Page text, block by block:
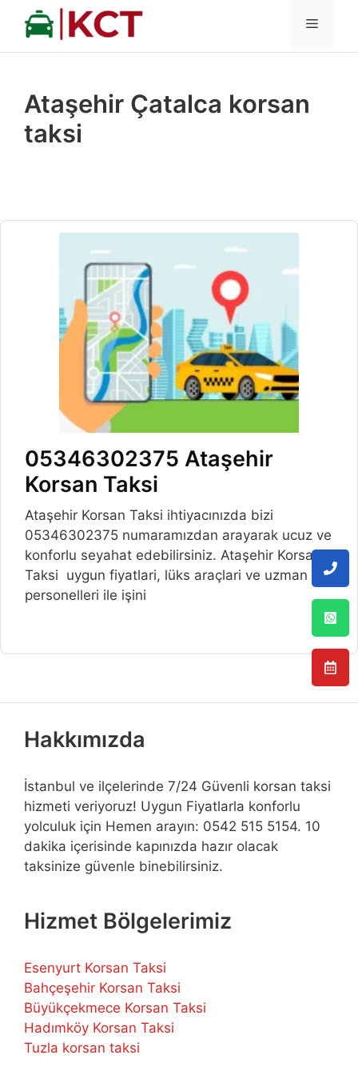
İçeriğe
MENÜ
Ataşehir Çatalca korsan
taksi
05346302375 Ataşehir
Korsan Taksi
Ataşehir Korsan Taksi ihtiyacınızda bizi
05346302375 numaramızdan arayarak ucuz ve
konforlu seyahat edebilirsiniz. Ataşehir Korsan
Taksi uygun fiyatlari, lüks araçlari ve uzman
personelleri ile işini
Hakkımızda
İstanbul ve ilçelerinde 7/24 Güvenli korsan taksi
hizmeti veriyoruz! Uygun Fiyatlarla konforlu
yolculuk için Hemen arayın: 0542 515 5154. 10
dakika içerisinde kapınızda hazır olacak
taksinize güvenle binebilirsiniz.
Hizmet Bölgelerimiz
Esenyurt Korsan Taksi
Bahçeşehir Korsan Taksi
Büyükçekmece Korsan Taksi
Hadımköy Korsan Taksi
Tuzla korsan taksi